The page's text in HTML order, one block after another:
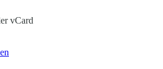
vCard